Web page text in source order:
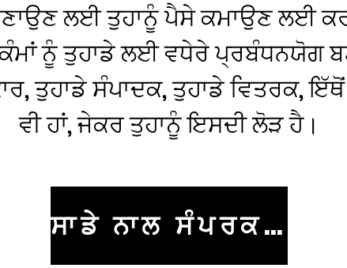
ਲਈ ਤੁਹਾਨੂੰ ਪੈਸੇ ਕਮਾਉਣ ਲਈ
ਨੂੰ ਤੁਹਾਡੇ ਲਈ ਵਧੇਰੇ ਪ੍ਰਬੰਧਨਯੋਗ
ਤੁਹਾਡੇ ਸੰਪਾਦਕ, ਤੁਹਾਡੇ ਵਿਤਰਕ, ਇੱਥੋਂ
ਵੀ ਹਾਂ, ਜੇਕਰ ਤੁਹਾਨੂੰ ਇਸਦੀ ਲੋੜ ਹੈ।
ਸਾਡੇ ਨਾਲ ਸੰਪਰਕ ਕਰੋ